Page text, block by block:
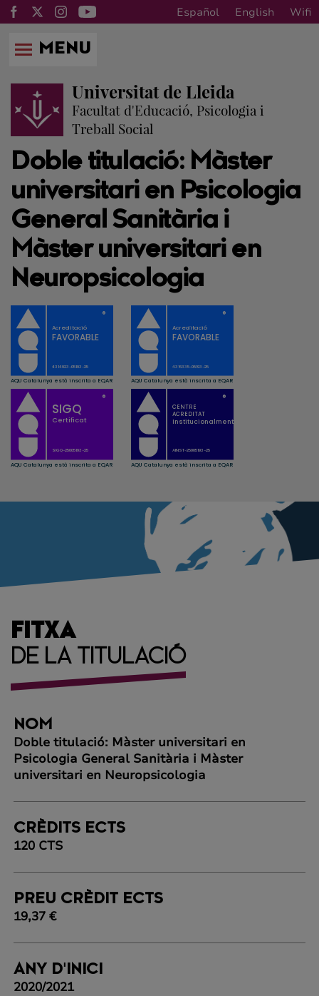
Español English Wifi
MENU
Universitat de Lleida
Facultat d'Educació, Psicologia i
Treball Social
Doble titulació: Màster
universitari en Psicologia
General Sanitària i
Màster universitari en
Neuropsicologia
FITXA
DE LA TITULACIÓ
NOM
Doble titulació: Màster universitari en
Psicologia General Sanitària i Màster
universitari en Neuropsicologia
CRÈDITS ECTS
120 CTS
PREU CRÈDIT ECTS
19,37 €
ANY D'INICI
2020/2021